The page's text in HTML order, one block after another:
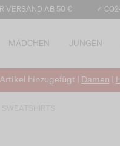
VERSAND AB 50 € ✓
MÄDCHEN JUNGEN
Artikel hinzugefügt | Damen